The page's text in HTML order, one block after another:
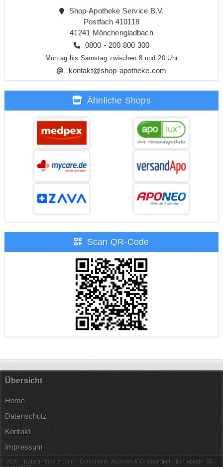
Shop-Apotheke Service B.V.
Postfach 410118
41241 Mönchengladbach
0800 - 200 800 300
Montag bis Samstag zwischen 8 und 20 Uhr
kontakt@shop-apotheke.com
Ähnliche Shops
Scan QR-Code
Übersicht
Home
Datenschutz
Kontakt
Impressum
© 2026 - Rabatt-Roboter.com - Gutscheine, Aktionen & Gratisartikel - last update: 05.